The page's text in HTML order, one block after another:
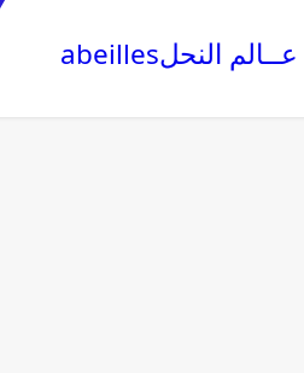
عــالم النحلabeilles